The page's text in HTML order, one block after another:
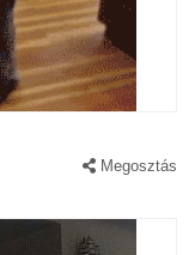
Megosztás